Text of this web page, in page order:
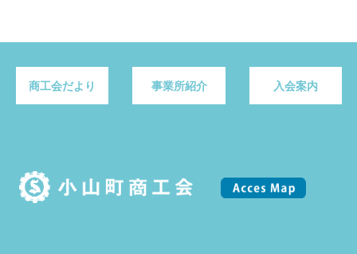
商工会だより 事業所紹介 入会案内